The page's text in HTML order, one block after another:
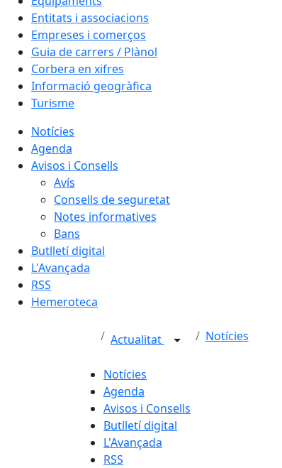
Entitats i associacions
Empreses i comerços
Guia de carrers / Plànol
Corbera en xifres
Informació geogràfica
Turisme
Notícies
Agenda
Avisos i Consells
Avís
Consells de seguretat
Notes informatives
Bans
Butlletí digital
L'Avançada
RSS
Hemeroteca
Actualitat Notícies
Notícies
Agenda
Avisos i Consells
Butlletí digital
L'Avançada
RSS